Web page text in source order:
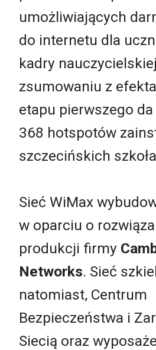
umożliwiających
do internetu dla
kadry
zsumowaniu z
etapu pierwszego da
368 hotspotów
szczecińskich
Sieć WiMax
w oparciu o
produkcji firmy
Networks. Sieć
natomiast, Centrum
Bezpieczeństwa i
Siecią oraz